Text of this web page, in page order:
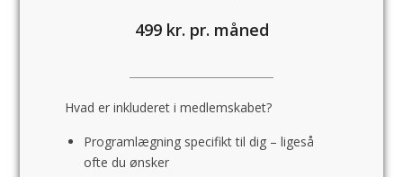
499 kr. pr. måned
Hvad er inkluderet i medlemskabet?
Programlægning specifikt til dig – ligeså
ofte du ønsker